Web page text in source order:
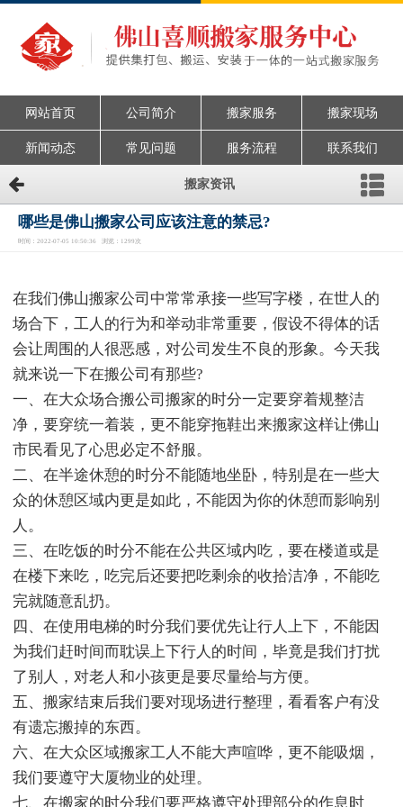
网站首页 公司简介 搬家服务 搬家现场
新闻动态 常见问题 服务流程 联系我们
搬家资讯
哪些是佛山搬家公司应该注意的禁忌?
时间：2022-07-05 10:50:36 浏览：1299次
在我们佛山搬家公司中常常承接一些写字楼，在世人的
场合下，工人的行为和举动非常重要，假设不得体的话
会让周围的人很恶感，对公司发生不良的形象。今天我
就来说一下在搬公司有那些?
一、在大众场合搬公司搬家的时分一定要穿着规整洁
净，要穿统一着装，更不能穿拖鞋出来搬家这样让佛山
市民看见了心思必定不舒服。
二、在半途休憩的时分不能随地坐卧，特别是在一些大
众的休憩区域内更是如此，不能因为你的休憩而影响别
人。
三、在吃饭的时分不能在公共区域内吃，要在楼道或是
在楼下来吃，吃完后还要把吃剩余的收拾洁净，不能吃
完就随意乱扔。
四、在使用电梯的时分我们要优先让行人上下，不能因
为我们赶时间而耽误上下行人的时间，毕竟是我们打扰
了别人，对老人和小孩更是要尽量给与方便。
五、搬家结束后我们要对现场进行整理，看看客户有没
有遗忘搬掉的东西。
六、在大众区域搬家工人不能大声喧哗，更不能吸烟，
我们要遵守大厦物业的处理。
七、在搬家的时分我们要严格遵守处理部分的作息时